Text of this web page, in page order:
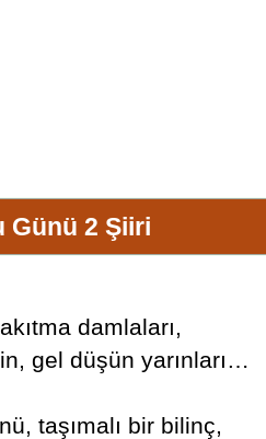
Günü 2 Şiiri
damlaları,
gel düşün yarınları…
taşımalı bir bilinç,